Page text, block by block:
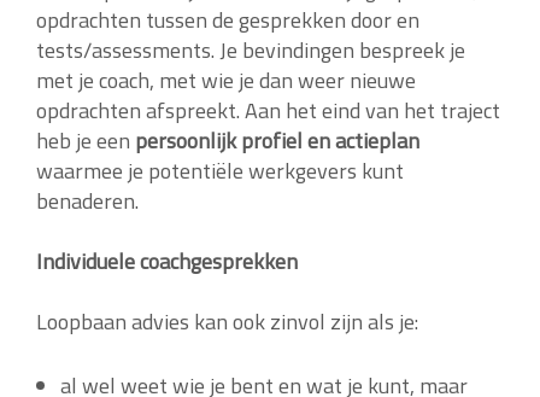
opdrachten tussen de gesprekken door en
tests/assessments. Je bevindingen bespreek je
met je coach, met wie je dan weer nieuwe
opdrachten afspreekt. Aan het eind van het traject
heb je een persoonlijk profiel en actieplan
waarmee je potentiële werkgevers kunt
benaderen.
Individuele coachgesprekken
Loopbaan advies kan ook zinvol zijn als je:
al wel weet wie je bent en wat je kunt, maar